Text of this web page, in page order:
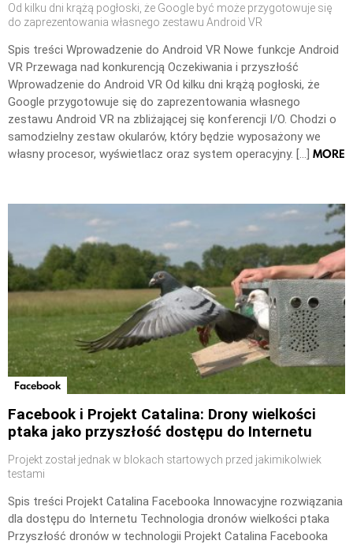
Od kilku dni krążą pogłoski, że Google być może przygotowuje się
do zaprezentowania własnego zestawu Android VR
Spis treści Wprowadzenie do Android VR Nowe funkcje Android
VR Przewaga nad konkurencją Oczekiwania i przyszłość
Wprowadzenie do Android VR Od kilku dni krążą pogłoski, że
Google przygotowuje się do zaprezentowania własnego
zestawu Android VR na zbliżającej się konferencji I/O. Chodzi o
samodzielny zestaw okularów, który będzie wyposażony we
własny procesor, wyświetlacz oraz system operacyjny. […] MORE
Facebook
Facebook i Projekt Catalina: Drony wielkości
ptaka jako przyszłość dostępu do Internetu
Projekt został jednak w blokach startowych przed jakimikolwiek
testami
Spis treści Projekt Catalina Facebooka Innowacyjne rozwiązania
dla dostępu do Internetu Technologia dronów wielkości ptaka
Przyszłość dronów w technologii Projekt Catalina Facebooka